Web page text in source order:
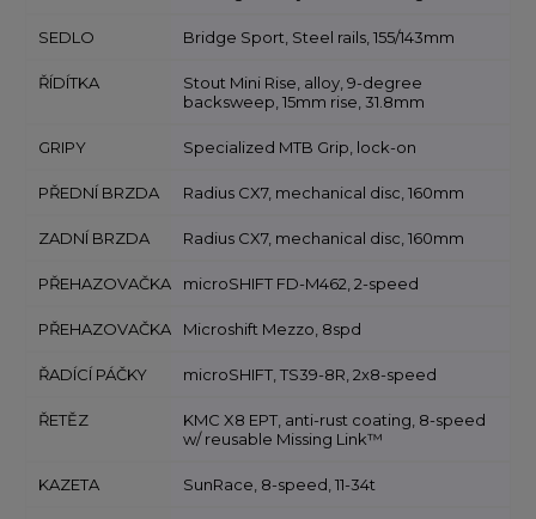
SEDLO Bridge Sport, Steel rails, 155/143mm
ŘÍDÍTKA
Stout Mini Rise, alloy, 9-degree
backsweep, 15mm rise, 31.8mm
GRIPY Specialized MTB Grip, lock-on
PŘEDNÍ BRZDA Radius CX7, mechanical disc, 160mm
ZADNÍ BRZDA Radius CX7, mechanical disc, 160mm
PŘEHAZOVAČKA microSHIFT FD-M462, 2-speed
PŘEHAZOVAČKA Microshift Mezzo, 8spd
ŘADÍCÍ PÁČKY microSHIFT, TS39-8R, 2x8-speed
ŘETĚZ
KMC X8 EPT, anti-rust coating, 8-speed
w/ reusable Missing Link™
KAZETA SunRace, 8-speed, 11-34t